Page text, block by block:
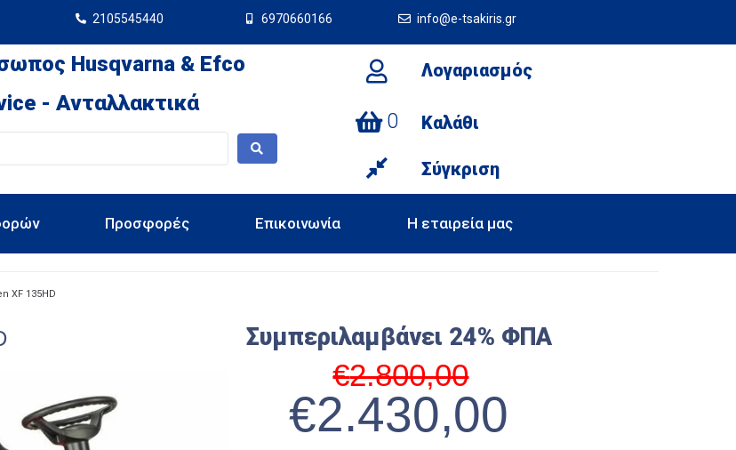
2105545440 6970660166 info@e-tsakiris.gr
Husqvarna & Efco
- Ανταλλακτικά
0
Λογαριασμός
Καλάθι
Σύγκριση
Προσφορές Επικοινωνία Η εταιρεία μας
XF 135HD
Συμπεριλαμβάνει 24% ΦΠΑ
€2.800,00
€2.430,00